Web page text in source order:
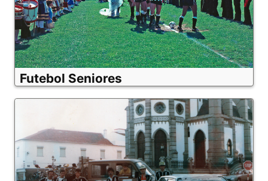
Futebol Seniores